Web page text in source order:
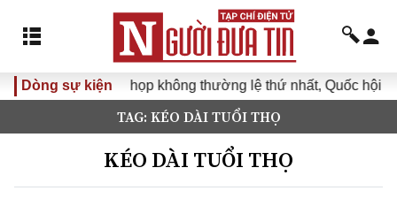
Dòng sự kiện
Kỳ họp không thường lệ thứ nhất, Quốc hội khóa XVI
TAG: KÉO DÀI TUỔI THỌ
KÉO DÀI TUỔI THỌ